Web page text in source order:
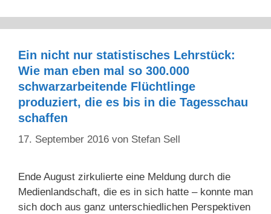
Ein nicht nur statistisches Lehrstück:
Wie man eben mal so 300.000
schwarzarbeitende Flüchtlinge
produziert, die es bis in die Tagesschau
schaffen
17. September 2016 von Stefan Sell
Ende August zirkulierte eine Meldung durch die
Medienlandschaft, die es in sich hatte – konnte man
sich doch aus ganz unterschiedlichen Perspektiven